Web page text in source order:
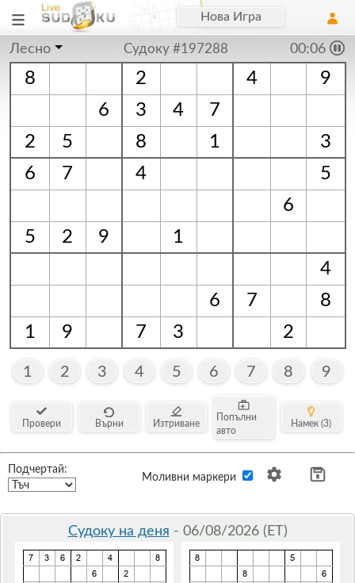
Нова Игра
Лесно Судоку #197288 00:07
8 2 4
9
6
3 4
7
2
5 8 1
3
6
7 4
5
6
5
2 9
1
4
6
7
8
1
9 7 3 2
1 2 3 4 5 6 7 8 9
Провери Върни Изтриване
Попълни
авто
Намек (3)
Подчертай:
Моливни маркери
Судоку на деня - 06/08/2026 (ET)